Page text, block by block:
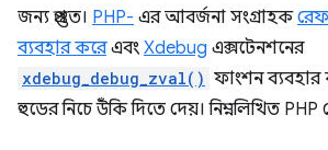
জন্য প্রস্তুত। PHP- এর আবর্জনা সংগ্রাহক
ব্যবহার করেএবং Xdebug এক্সটেনশনের
xdebug_debug_zval() ফাংশন
হুডের নিচে উঁকি দিতে দেয়। নিম্নলিখিত PHP